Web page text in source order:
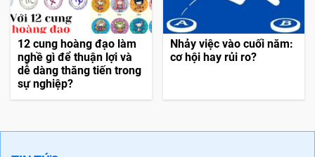
12 cung hoàng đạo làm
nghề gì để thuận lợi và
dễ dàng thăng tiến trong
sự nghiệp?
Nhảy việc vào cuối năm:
cơ hội hay rủi ro?